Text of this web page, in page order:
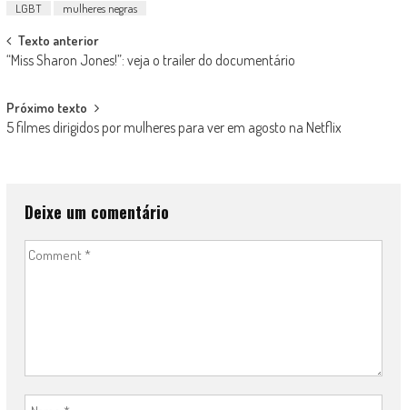
LGBT
mulheres negras
Post
navigation
Texto anterior
“Miss Sharon Jones!”: veja o trailer do documentário
Próximo texto
5 filmes dirigidos por mulheres para ver em agosto na Netflix
Deixe um comentário